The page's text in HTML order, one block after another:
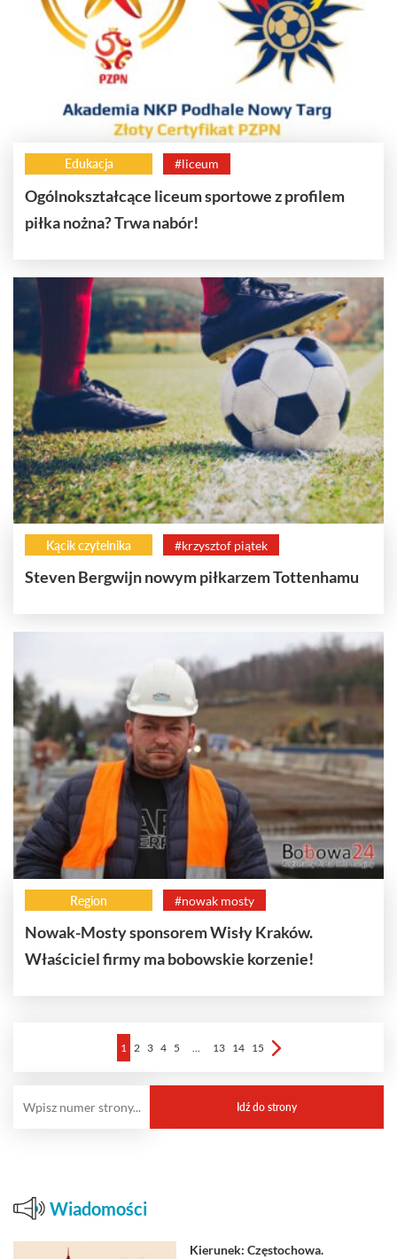
Edukacja #liceum
Ogólnokształcące liceum sportowe z profilem
piłka nożna? Trwa nabór!
Kącik czytelnika #krzysztof piątek
Steven Bergwijn nowym piłkarzem Tottenhamu
Region #nowak mosty
Nowak-Mosty sponsorem Wisły Kraków.
Właściciel firmy ma bobowskie korzenie!
1 2 3 4 5 … 13 14 15
Wiadomości
Kierunek: Częstochowa.